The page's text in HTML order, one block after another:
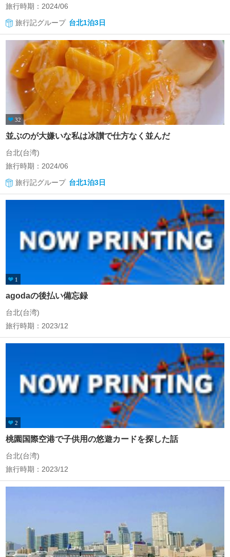
旅行時期：2024/06
旅行記グループ 台北1泊3日
32
並ぶのが大嫌いな私は冰讃で仕方なく並んだ
台北(台湾)
旅行時期：2024/06
旅行記グループ 台北1泊3日
1
agodaの後払い備忘録
台北(台湾)
旅行時期：2023/12
2
桃園国際空港で子供用の悠遊カードを探した話
台北(台湾)
旅行時期：2023/12